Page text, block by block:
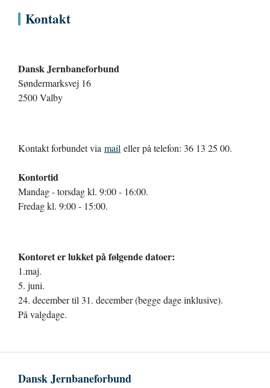
Kontakt
Dansk Jernbaneforbund
Søndermarksvej 16
2500 Valby
Kontakt forbundet via mail eller på telefon: 36 13 25 00.
Kontortid
Mandag - torsdag kl. 9:00 - 16:00.
Fredag kl. 9:00 - 15:00.
Kontoret er lukket på følgende datoer:
1.maj.
5. juni.
24. december til 31. december (begge dage inklusive).
På valgdage.
Dansk Jernbaneforbund